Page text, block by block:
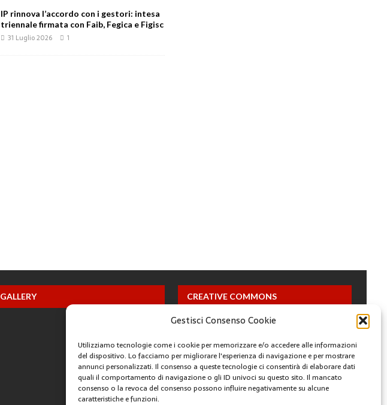
Gestisci Consenso Cookie
Utilizziamo tecnologie come i cookie per memorizzare e/o accedere alle informazioni
del dispositivo. Lo facciamo per migliorare l'esperienza di navigazione e per mostrare
annunci personalizzati. Il consenso a queste tecnologie ci consentirà di elaborare dati
quali il comportamento di navigazione o gli ID univoci su questo sito. Il mancato
consenso o la revoca del consenso possono influire negativamente su alcune
caratteristiche e funzioni.
IP rinnova l’accordo con i gestori: intesa
triennale firmata con Faib, Fegica e Figisc
31 Luglio 2026 1
GALLERY CREATIVE COMMONS
Questa opera è concessa in licenza con i termini
ARCHIVI